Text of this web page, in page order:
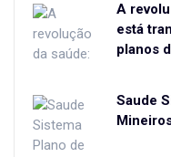
A
está
planos
Saude